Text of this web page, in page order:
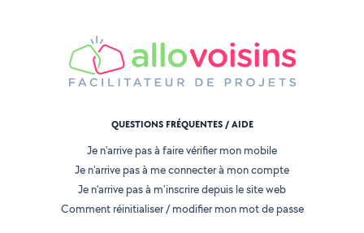
QUESTIONS FRÉQUENTES / AIDE
Je n'arrive pas à faire vérifier mon mobile
Je n'arrive pas à me connecter à mon compte
Je n'arrive pas à m'inscrire depuis le site web
Comment réinitialiser / modifier mon mot de passe